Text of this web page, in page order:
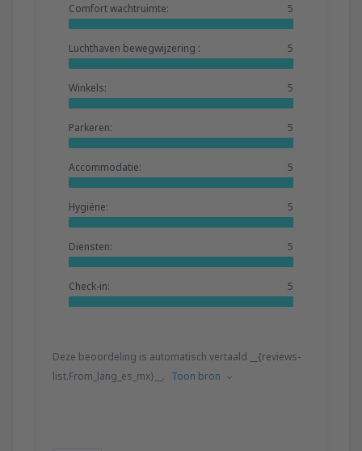
Comfort wachtruimte: 5
Luchthaven bewegwijzering : 5
Winkels: 5
Parkeren: 5
Accommodatie: 5
Hygiëne: 5
Diensten: 5
Check-in: 5
Deze beoordeling is automatisch vertaald __{reviews-
list.From_lang_es_mx}__. Toon bron